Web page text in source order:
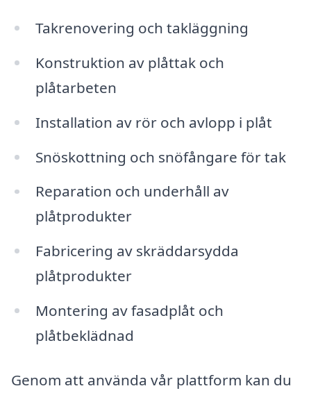
Takrenovering och takläggning
Konstruktion av plåttak och
plåtarbeten
Installation av rör och avlopp i plåt
Snöskottning och snöfångare för tak
Reparation och underhåll av
plåtprodukter
Fabricering av skräddarsydda
plåtprodukter
Montering av fasadplåt och
plåtbeklädnad
Genom att använda vår plattform kan du